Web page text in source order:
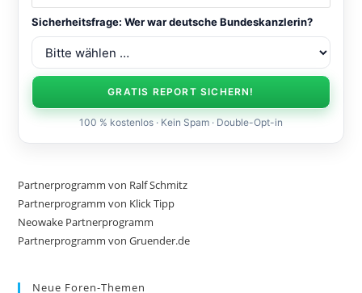
Sicherheitsfrage: Wer war deutsche Bundeskanzlerin?
GRATIS REPORT SICHERN!
100 % kostenlos · Kein Spam · Double-Opt-in
Partnerprogramm von Ralf Schmitz
Partnerprogramm von Klick Tipp
Neowake Partnerprogramm
Partnerprogramm von Gruender.de
Neue Foren-Themen